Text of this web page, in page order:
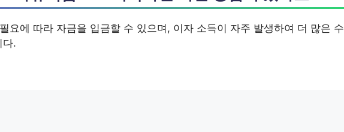
요에 따라 자금을 입금할 수 있으며, 이자 소득이 자주 발생하여 더 많은 수
다.